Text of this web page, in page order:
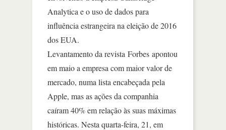
Analytica e o uso de dados para
influência estrangeira na eleição de 2016
dos EUA.
Levantamento da revista Forbes apontou
em maio a empresa com maior valor de
mercado, numa lista encabeçada pela
Apple, mas as ações da companhia
caíram 40% em relação às suas máximas
históricas. Nesta quarta-feira, 21, em